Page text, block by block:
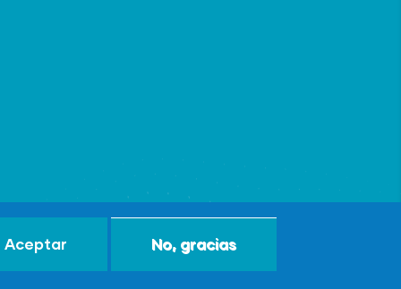
Aceptar No, gracias